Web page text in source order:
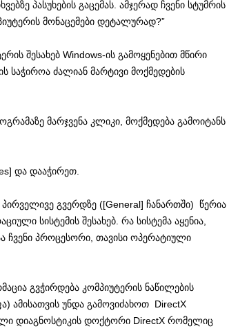
პასუხების გაცემას. ამჯერად ჩვენი სტუმრის
მონაცემები დეტალურად?”
შესახებ Windows-ის გამოყენებით მწირი
საჭიროა ძალიან მარტივი მოქმედების
მარჯვენა კლიკი, მოქმედება გამოიტანს
და დააჭირეთ.
გვერდზე ([General] ჩანართში) წერია
სისტემის შესახებ. რა სისტემა აყენია,
ჩვენი პროცესორი, თავისი ოპერატიული
გვჭირდება კომპიუტერის ნაწილების
ამისათვის უნდა გამოვიძახოთ DirectX
დიაგნოსტიკის დოქტორი DirectX რომელიც